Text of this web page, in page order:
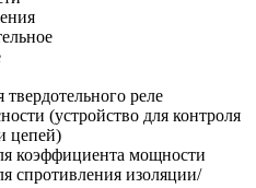
твердотельного реле
(устройство для контроля
цепей)
коэффициента мощности
спротивления изоляции/